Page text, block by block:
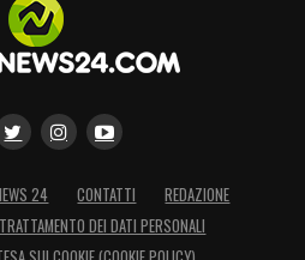
24 CONTATTI
REDAZIONE
DEI DATI PERSONALI